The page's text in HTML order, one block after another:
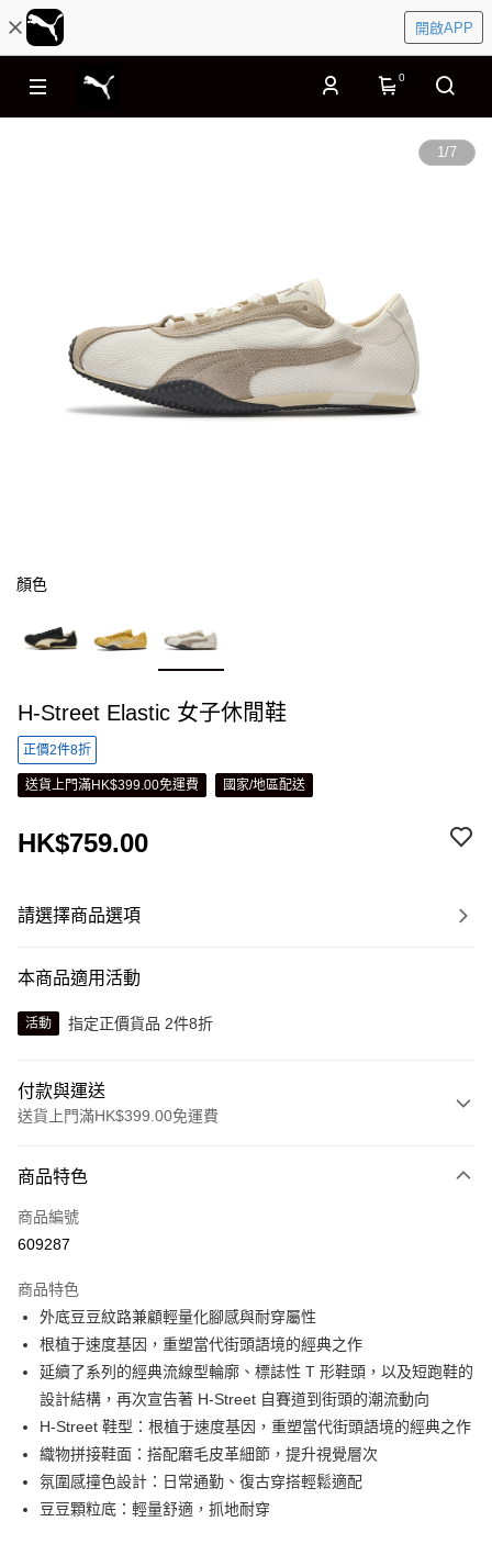
開啟APP
0
1/7
顏色
H-Street Elastic 女子休閒鞋
正價2件8折
送貨上門滿HK$399.00免運費 國家/地區配送
HK$759.00
請選擇商品選項
本商品適用活動
活動 指定正價貨品 2件8折
付款與運送
送貨上門滿HK$399.00免運費
信用卡
線上付款
Alipay, PayMe, WeChat Pay, UnionPay, FPS
送貨方式
單筆訂單淨值滿$399可享免運費優惠
每筆HK$30.00，滿HK$399.00或以上免運費
滿$599可享澳門免運費優惠 運費表
商品特色
商品編號
609287
商品特色
外底豆豆紋路兼顧輕量化腳感與耐穿屬性
根植于速度基因，重塑當代街頭語境的經典之作
延續了系列的經典流線型輪廓、標誌性 T 形鞋頭，以及短跑鞋的
設計結構，再次宣告著 H-Street 自賽道到街頭的潮流動向
H-Street 鞋型：根植于速度基因，重塑當代街頭語境的經典之作
織物拼接鞋面：搭配磨毛皮革細節，提升視覺層次
氛圍感撞色設計：日常通勤、復古穿搭輕鬆適配
豆豆顆粒底：輕量舒適，抓地耐穿